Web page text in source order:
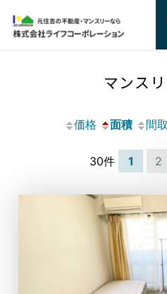
マンス
価格 面積 間取
30件 1 2